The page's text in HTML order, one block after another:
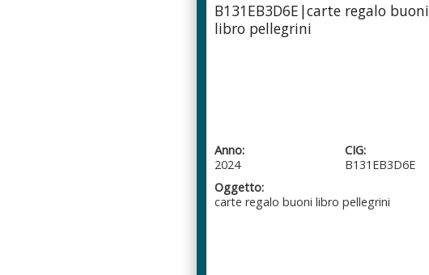
B131EB3D6E|carte regalo buoni
libro pellegrini
Anno:
2024
CIG:
B131EB3D6E
Oggetto:
carte regalo buoni libro pellegrini